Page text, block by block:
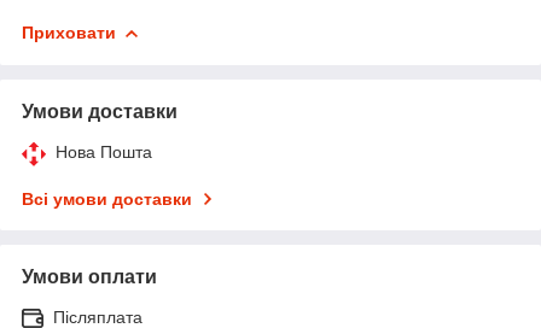
Приховати
Умови доставки
Нова Пошта
Всі умови доставки
Умови оплати
Післяплата